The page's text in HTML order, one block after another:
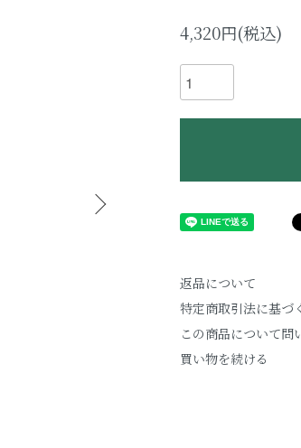
4,320円(税込)
返品について
特定商取引法に基づ
この商品について問
買い物を続ける